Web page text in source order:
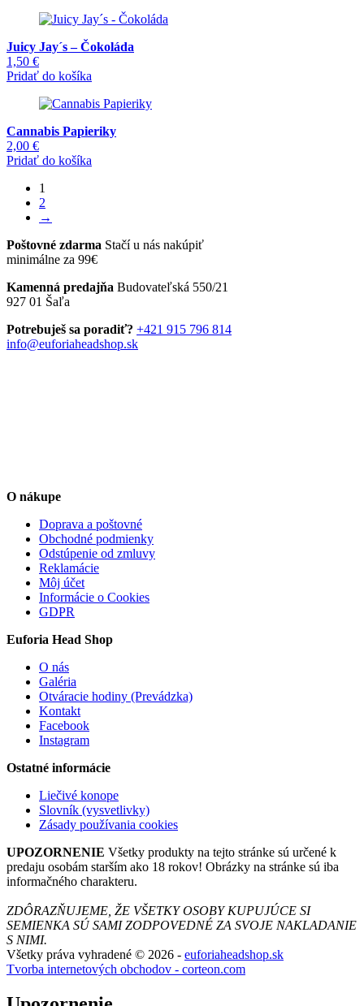
Juicy Jay´s – Čokoláda
1,50 €
Pridať do košíka
Cannabis Papieriky
2,00 €
Pridať do košíka
1
2
→
Poštovné zdarma Stačí u nás nakúpiť
minimálne za 99€
Kamenná predajňa Budovateľská 550/21
927 01 Šaľa
Potrebuješ sa poradiť? +421 915 796 814
info@euforiaheadshop.sk
O nákupe
Doprava a poštovné
Obchodné podmienky
Odstúpenie od zmluvy
Reklamácie
Môj účet
Informácie o Cookies
GDPR
Euforia Head Shop
O nás
Galéria
Otváracie hodiny (Prevádzka)
Kontakt
Facebook
Instagram
Ostatné informácie
Liečivé konope
Slovník (vysvetlivky)
Zásady používania cookies
UPOZORNENIE Všetky produkty na tejto stránke sú určené k
predaju osobám starším ako 18 rokov! Obrázky na stránke sú iba
informačného charakteru.
ZDÔRAZŇUJEME, ŽE VŠETKY OSOBY KUPUJÚCE SI
SEMIENKA SÚ SAMI ZODPOVEDNÉ ZA SVOJE NAKLADANIE
S NIMI.
Všetky práva vyhradené © 2026 - euforiaheadshop.sk
Tvorba internetových obchodov - corteon.com